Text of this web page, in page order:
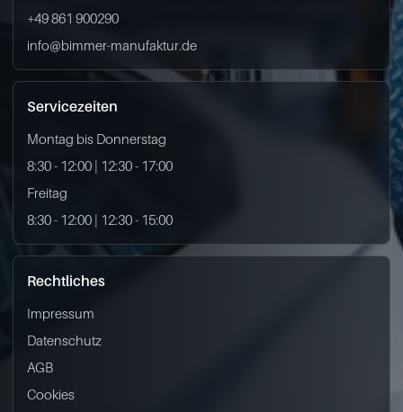
+49 861 900290
info@bimmer-manufaktur.de
Servicezeiten
Montag bis Donnerstag
8:30 - 12:00 | 12:30 - 17:00
Freitag
8:30 - 12:00 | 12:30 - 15:00
Rechtliches
Impressum
Datenschutz
AGB
Cookies